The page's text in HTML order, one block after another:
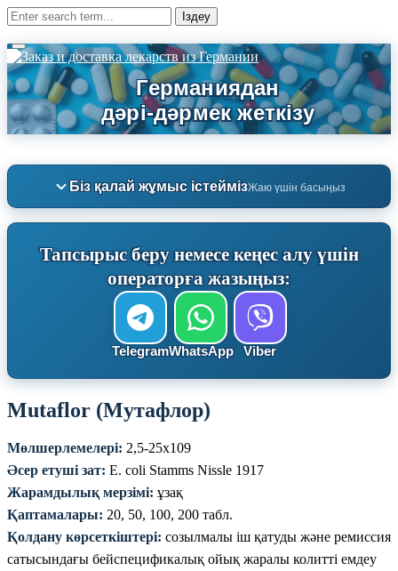
Біз қалай жұмыс істеймізЖаю үшін басыңыз
Тапсырыс беру немесе кеңес алу үшін
операторға жазыңыз:
TelegramWhatsApp Viber
Mutaflor (Мутафлор)
Мөлшерлемелері: 2,5-25х109
Әсер етуші зат: E. coli Stamms Nissle 1917
Жарамдылық мерзімі: ұзақ
Қаптамалары: 20, 50, 100, 200 табл.
Қолдану көрсеткіштері: созылмалы іш қатуды және ремиссия
сатысындағы бейспецификалық ойық жаралы колитті емдеу